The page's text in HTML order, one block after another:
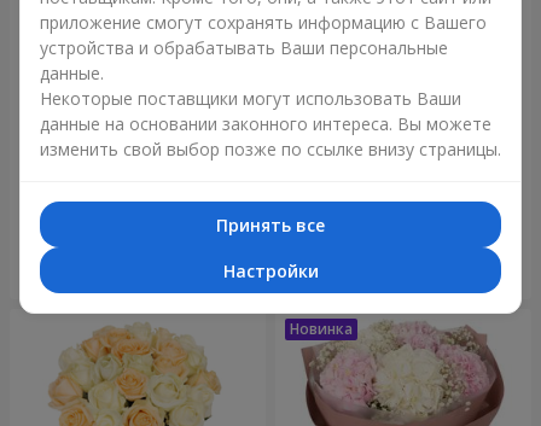
Букет "Blue ball"
3 656 грн
Букет "Бенефис"
6 152 грн
приложение смогут сохранять информацию с Вашего
устройства и обрабатывать Ваши персональные
данные.
Некоторые поставщики могут использовать Ваши
данные на основании законного интереса. Вы можете
изменить свой выбор позже по ссылке внизу страницы.
Принять все
Настройки